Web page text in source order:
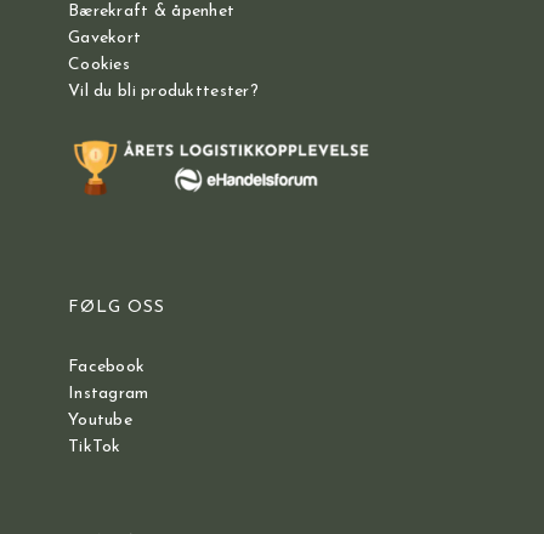
Bærekraft & åpenhet
Gavekort
Cookies
Vil du bli produkttester?
FØLG OSS
Facebook
Instagram
Youtube
TikTok